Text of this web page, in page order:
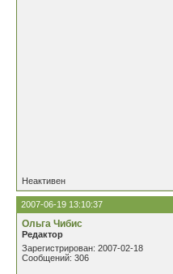
Неактивен
2007-06-19 13:10:37
Ольга Чибис
Редактор
Зарегистрирован: 2007-02-18
Сообщений: 306